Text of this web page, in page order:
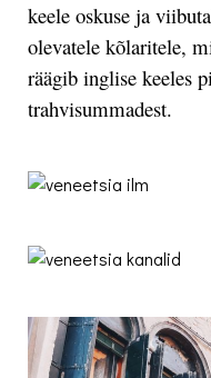
keele oskuse ja
olevatele kõlaritele,
räägib inglise keeles
trahvisummadest.